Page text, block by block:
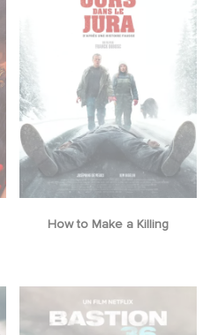
How to Make a Killing